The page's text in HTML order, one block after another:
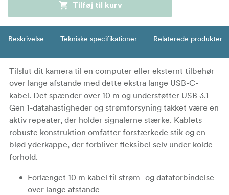
Tilføj til kurv
Beskrivelse Tekniske specifikationer Relaterede produkter
Tilslut dit kamera til en computer eller eksternt tilbehør
over lange afstande med dette ekstra lange USB-C-
kabel. Det spænder over 10 m og understøtter USB 3.1
Gen 1-datahastigheder og strømforsyning takket være en
aktiv repeater, der holder signalerne stærke. Kablets
robuste konstruktion omfatter forstærkede stik og en
blød yderkappe, der forbliver fleksibel selv under kolde
forhold.
Forlænget 10 m kabel til strøm- og dataforbindelse
over lange afstande